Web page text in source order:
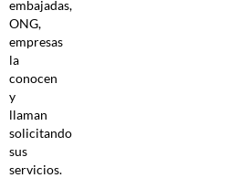
embajadas,
ONG,
empresas
la
conocen
y
llaman
solicitando
sus
servicios.